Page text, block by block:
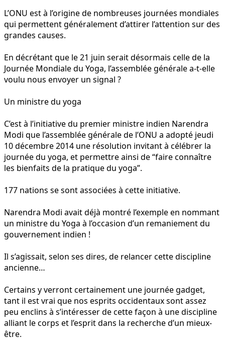
L’ONU est à l’origine de nombreuses journées mondiales
qui permettent généralement d’attirer l’attention sur des
grandes causes.
En décrétant que le 21 juin serait désormais celle de la
Journée Mondiale du Yoga, l’assemblée générale a-t-elle
voulu nous envoyer un signal ?
Un ministre du yoga
C’est à l’initiative du premier ministre indien Narendra
Modi que l’assemblée générale de l’ONU a adopté jeudi
10 décembre 2014 une résolution invitant à célébrer la
journée du yoga, et permettre ainsi de “faire connaître
les bienfaits de la pratique du yoga”.
177 nations se sont associées à cette initiative.
Narendra Modi avait déjà montré l’exemple en nommant
un ministre du Yoga à l’occasion d’un remaniement du
gouvernement indien !
Il s’agissait, selon ses dires, de relancer cette discipline
ancienne…
Certains y verront certainement une journée gadget,
tant il est vrai que nos esprits occidentaux sont assez
peu enclins à s’intéresser de cette façon à une discipline
alliant le corps et l’esprit dans la recherche d’un mieux-
être.